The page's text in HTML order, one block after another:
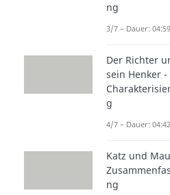
ng
3/7 – Dauer: 04:59
Der Richter
sein Henker -
g
4/7 – Dauer: 04:42
Katz und
ng